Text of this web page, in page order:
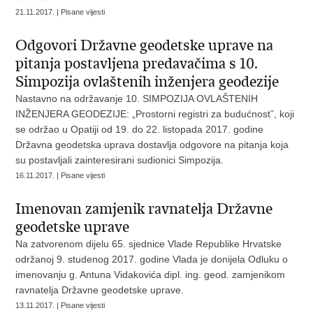
21.11.2017. | Pisane vijesti
Odgovori Državne geodetske uprave na
pitanja postavljena predavačima s 10.
Simpozija ovlaštenih inženjera geodezije
Nastavno na održavanje 10. SIMPOZIJA OVLAŠTENIH
INŽENJERA GEODEZIJE: „Prostorni registri za budućnost˝, koji
se održao u Opatiji od 19. do 22. listopada 2017. godine
Državna geodetska uprava dostavlja odgovore na pitanja koja
su postavljali zainteresirani sudionici Simpozija.
16.11.2017. | Pisane vijesti
Imenovan zamjenik ravnatelja Državne
geodetske uprave
Na zatvorenom dijelu 65. sjednice Vlade Republike Hrvatske
održanoj 9. studenog 2017. godine Vlada je donijela Odluku o
imenovanju g. Antuna Vidakovića dipl. ing. geod. zamjenikom
ravnatelja Državne geodetske uprave.
13.11.2017. | Pisane vijesti